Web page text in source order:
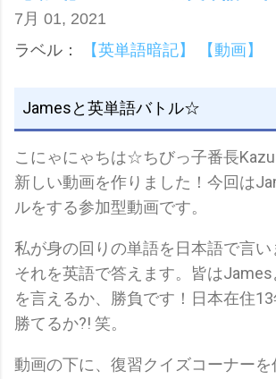
7月 01, 2021
ラベル： 【英単語暗記】 【動画】
Jamesと英単語バトル☆
こにゃにゃちは☆ちびっ子番長
新しい動画を作りました！今回は
ルをする参加型動画です。
私が身の回りの単語を日本語で言
それを英語で答えます。皆は
を言えるか、勝負です！日本在住
勝てるか?! 笑。
動画の下に、復習クイズコーナー